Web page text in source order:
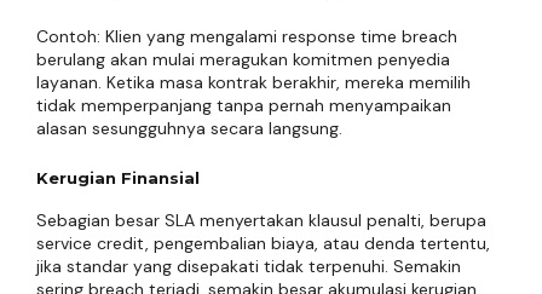
Contoh: Klien yang mengalami response time breach
berulang akan mulai meragukan komitmen penyedia
layanan. Ketika masa kontrak berakhir, mereka memilih
tidak memperpanjang tanpa pernah menyampaikan
alasan sesungguhnya secara langsung.
Kerugian Finansial
Sebagian besar SLA menyertakan klausul penalti, berupa
service credit, pengembalian biaya, atau denda tertentu,
jika standar yang disepakati tidak terpenuhi. Semakin
sering breach terjadi, semakin besar akumulasi kerugian